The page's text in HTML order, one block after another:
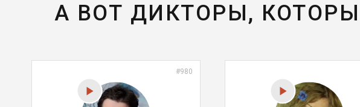
А ВОТ ДИКТОРЫ,
#980